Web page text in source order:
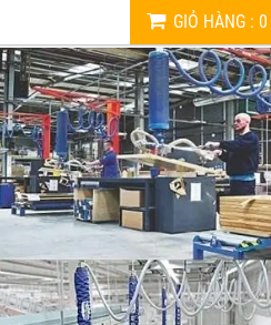
GIỎ HÀNG : 0